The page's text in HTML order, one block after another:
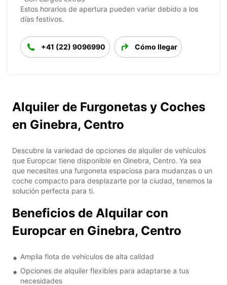
Estos horarios de apertura pueden variar debido a los
días festivos.
+41 (22) 9096990 Cómo llegar
Alquiler de Furgonetas y Coches
en Ginebra, Centro
Descubre la variedad de opciones de alquiler de vehículos
que Europcar tiene disponible en Ginebra, Centro. Ya sea
que necesites una furgoneta espaciosa para mudanzas o un
coche compacto para desplazarte por la ciudad, tenemos la
solución perfecta para ti.
Beneficios de Alquilar con
Europcar en Ginebra, Centro
Amplia flota de vehículos de alta calidad
Opciones de alquiler flexibles para adaptarse a tus
necesidades